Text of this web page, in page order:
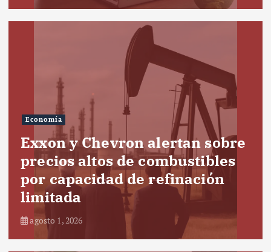
Economía
Exxon y Chevron alertan sobre
precios altos de combustibles
por capacidad de refinación
limitada
agosto 1, 2026